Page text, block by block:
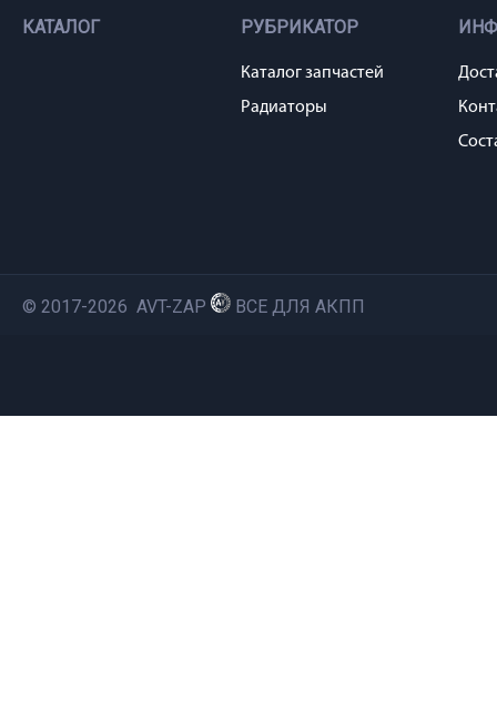
КАТАЛОГ РУБРИКАТОР
Каталог запчастей
Радиаторы
© 2017-2026 AVT-ZAP ВСЕ ДЛЯ АКПП